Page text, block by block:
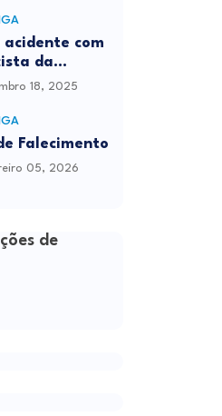
acidente com
da
é
18, 2025
Falecimento
05, 2026
de